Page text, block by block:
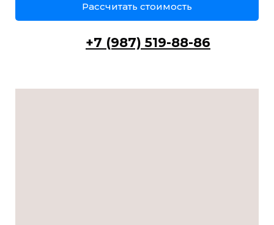
Рассчитать стоимость
+7 (987) 519-88-86